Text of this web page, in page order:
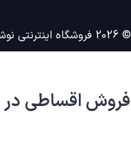
© 2026 فروشگاه اینترنتی نوشاپ. تمامی حقوق محفوظ میباشد
فروش اقساطی در